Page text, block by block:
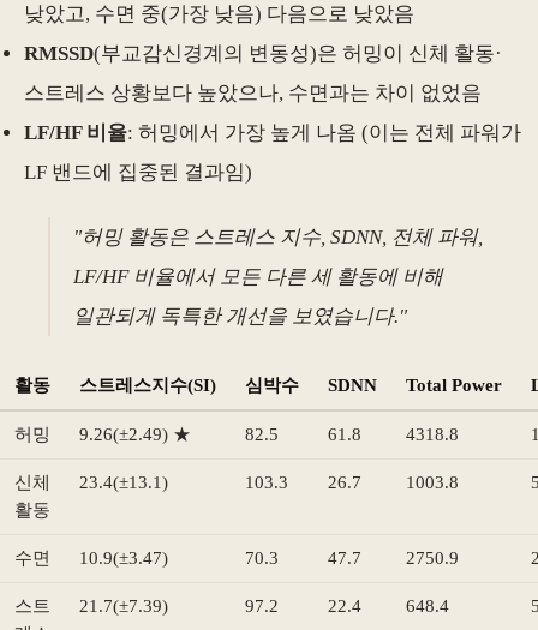
낮았고, 수면 중(가장 낮음) 다음으로 낮았음
RMSSD(부교감신경계의 변동성)은 허밍이 신체 활동·
스트레스 상황보다 높았으나, 수면과는 차이 없었음
LF/HF 비율: 허밍에서 가장 높게 나옴 (이는 전체 파워가
LF 밴드에 집중된 결과임)
"허밍 활동은 스트레스 지수, SDNN, 전체 파워,
LF/HF 비율에서 모든 다른 세 활동에 비해
일관되게 독특한 개선을 보였습니다."
활동 스트레스지수(SI) 심박수 SDNN Total Power
허밍 9.26(±2.49) ★ 82.5 61.8 4318.8
신체
활동
23.4(±13.1) 103.3 26.7 1003.8
수면 10.9(±3.47) 70.3 47.7 2750.9
스트
21.7(±7.39) 97.2 22.4 648.4